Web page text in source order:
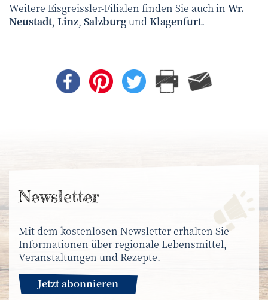
Weitere Eisgreissler-Filialen finden Sie auch in Wr.
Neustadt, Linz, SalzburgundKlagenfurt.
News­letter
Mit dem kostenlosen Newsletter erhalten Sie
Informationen über regionale Lebensmittel,
Veranstaltungen und Rezepte.
Jetzt abonnieren